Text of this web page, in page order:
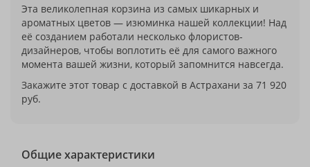
Эта великолепная корзина из самых шикарных и
ароматных цветов — изюминка нашей коллекции! Над
её созданием работали несколько флористов-
дизайнеров, чтобы воплотить её для самого важного
момента вашей жизни, который запомнится навсегда.
Закажите этот товар с доставкой в Астрахани за 71 920
руб.
Общие характеристики